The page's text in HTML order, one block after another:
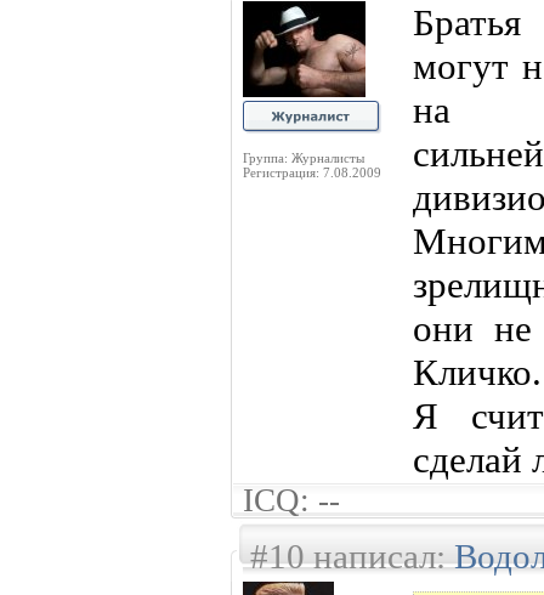
Группа: Журналисты
Регистрация: 7.08.2009
могут
на
Многим
они не
Я
сделай
ICQ: --
#10 написал: